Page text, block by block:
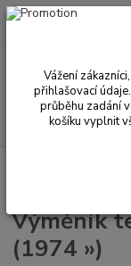
+420 602 330 329
VW Brouk Typ
Výměník
(1974 »)
Vážení
přihlašovací
průběhu zadání
košíku vyplnit